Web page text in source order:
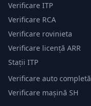
Verificare ITP
Verificare RCA
Verificare rovinieta
Verificare licență ARR
Stații ITP
Verificare auto completă
Verificare mașină SH